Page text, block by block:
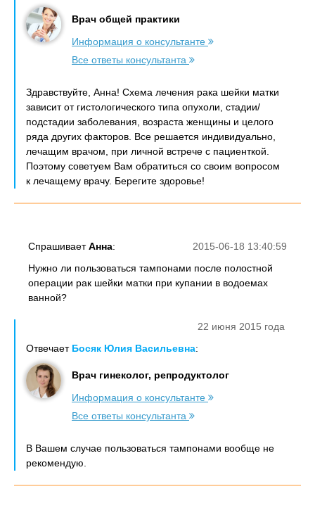
Врач общей практики
Информация о консультанте
Все ответы консультанта
Здравствуйте, Анна! Схема лечения рака шейки матки
зависит от гистологического типа опухоли, стадии/
подстадии заболевания, возраста женщины и целого
ряда других факторов. Все решается индивидуально,
лечащим врачом, при личной встрече с пациенткой.
Поэтому советуем Вам обратиться со своим вопросом
к лечащему врачу. Берегите здоровье!
2015-06-18 13:40:59
СпрашиваетАнна:
Нужно ли пользоваться тампонами после полостной
операции рак шейки матки при купании в водоемах
ванной?
22 июня 2015 года
Отвечает Босяк Юлия Васильевна:
Врач гинеколог, репродуктолог
Информация о консультанте
Все ответы консультанта
В Вашем случае пользоваться тампонами вообще не
рекомендую.